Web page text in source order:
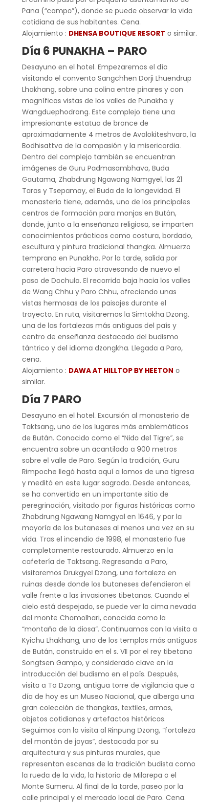
Pana (“campo”), donde se puede observar la vida
cotidiana de sus habitantes. Cena.
Alojamiento : DHENSA BOUTIQUE RESORT o similar.
Día 6 PUNAKHA – PARO
Desayuno en el hotel. Empezaremos el día
visitando el convento Sangchhen Dorji Lhuendrup
Lhakhang, sobre una colina entre pinares y con
magníficas vistas de los valles de Punakha y
Wangduephodrang. Este complejo tiene una
impresionante estatua de bronce de
aproximadamente 4 metros de Avalokiteshvara, la
Bodhisattva de la compasión y la misericordia.
Dentro del complejo también se encuentran
imágenes de Guru Padmasambhava, Buda
Gautama, Zhabdrung Ngawang Namgyel, las 21
Taras y Tsepamay, el Buda de la longevidad. El
monasterio tiene, además, uno de los principales
centros de formación para monjas en Bután,
donde, junto a la enseñanza religiosa, se imparten
conocimientos prácticos como costura, bordado,
escultura y pintura tradicional thangka. Almuerzo
temprano en Punakha. Por la tarde, salida por
carretera hacia Paro atravesando de nuevo el
paso de Dochula. El recorrido baja hacia los valles
de Wang Chhu y Paro Chhu, ofreciendo unas
vistas hermosas de los paisajes durante el
trayecto. En ruta, visitaremos la Simtokha Dzong,
una de las fortalezas más antiguas del país y
centro de enseñanza destacado del budismo
tántrico y del idioma dzongkha. Llegada a Paro,
cena.
Alojamiento : DAWA AT HILLTOP BY HEETON o
similar.
Día 7 PARO
Desayuno en el hotel. Excursión al monasterio de
Taktsang, uno de los lugares más emblemáticos
de Bután. Conocido como el “Nido del Tigre”, se
encuentra sobre un acantilado a 900 metros
sobre el valle de Paro. Según la tradición, Guru
Rimpoche llegó hasta aquí a lomos de una tigresa
y meditó en este lugar sagrado. Desde entonces,
se ha convertido en un importante sitio de
peregrinación, visitado por figuras históricas como
Zhabdrung Ngawang Namgyal en 1646, y por la
mayoría de los butaneses al menos una vez en su
vida. Tras el incendio de 1998, el monasterio fue
completamente restaurado. Almuerzo en la
cafetería de Taktsang. Regresando a Paro,
visitaremos Drukgyel Dzong, una fortaleza en
ruinas desde donde los butaneses defendieron el
valle frente a las invasiones tibetanas. Cuando el
cielo está despejado, se puede ver la cima nevada
del monte Chomolhari, conocida como la
“montaña de la diosa”. Continuamos con la visita a
Kyichu Lhakhang, uno de los templos más antiguos
de Bután, construido en el s. VII por el rey tibetano
Songtsen Gampo, y considerado clave en la
introducción del budismo en el país. Después,
visita a Ta Dzong, antigua torre de vigilancia que a
día de hoy es un Museo Nacional, que alberga una
gran colección de thangkas, textiles, armas,
objetos cotidianos y artefactos históricos.
Seguimos con la visita al Rinpung Dzong, “fortaleza
del montón de joyas”, destacada por su
arquitectura y sus pinturas murales, que
representan escenas de la tradición budista como
la rueda de la vida, la historia de Milarepa o el
Monte Sumeru. Al final de la tarde, paseo por la
calle principal y el mercado local de Paro. Cena.